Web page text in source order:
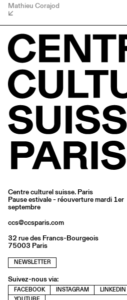
Mathieu Corajod
Centre culturel suisse. Paris
Pause estivale - réouverture mardi 1er
septembre
ccs@ccsparis.com
32 rue des Francs-Bourgeois
75003 Paris
NEWSLETTER
Suivez-nous via:
FACEBOOK INSTAGRAM
LINKEDIN